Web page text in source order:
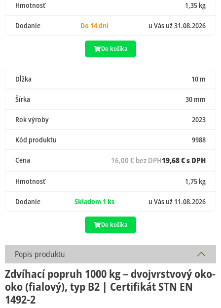
Hmotnosť 1,35 kg
Dodanie Do 14 dní u Vás už 31.08.2026
Do košíka
Dĺžka 10 m
Šírka 30 mm
Rok výroby 2023
Kód produktu 9988
Cena 19,68 € s DPH
16,00 € bez DPH
Hmotnosť 1,75 kg
Dodanie Skladom 1 ks u Vás už 11.08.2026
Do košíka
Popis produktu
Zdvíhací popruh 1000 kg – dvojvrstvový oko-
oko (fialový), typ B2 | Certifikát STN EN
1492-2